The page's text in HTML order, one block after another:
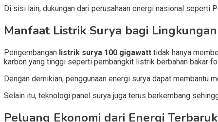
Di sisi lain, dukungan dari perusahaan energi nasional seperti
Manfaat Listrik Surya bagi Lingkungan
Pengembangan listrik surya 100 gigawatt tidak hanya
karbon yang tinggi seperti pembangkit listrik berbahan bakar
Dengan demikian, penggunaan energi surya dapat membantu
Selain itu, teknologi panel surya juga terus berkembang
Peluang Ekonomi dari Energi